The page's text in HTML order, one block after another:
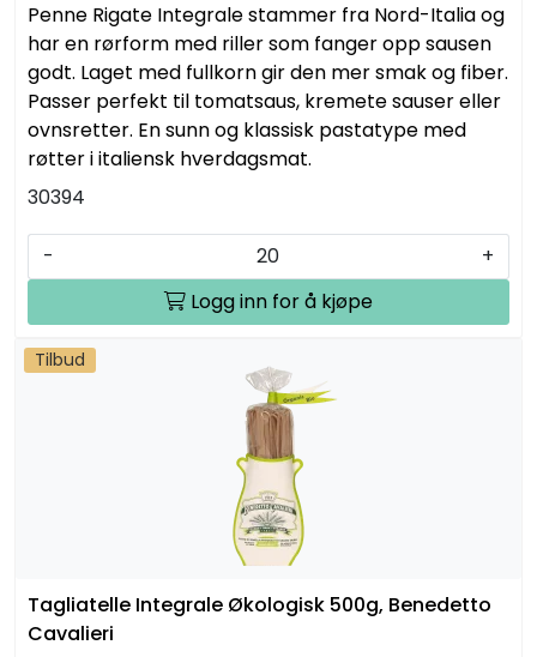
Penne Rigate Integrale stammer fra Nord-Italia og
har en rørform med riller som fanger opp sausen
godt. Laget med fullkorn gir den mer smak og fiber.
Passer perfekt til tomatsaus, kremete sauser eller
ovnsretter. En sunn og klassisk pastatype med
røtter i italiensk hverdagsmat.
30394
-
+
Logg inn for å kjøpe
Tilbud
Tagliatelle Integrale Økologisk 500g, Benedetto
Cavalieri